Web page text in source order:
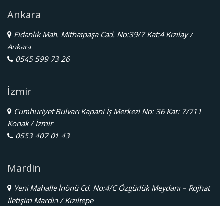
Ankara
Fidanlık Mah. Mithatpaşa Cad. No:39/7 Kat:4 Kızılay /
Ankara
0545 599 73 26
İzmir
Cumhuriyet Bulvarı Kapani İş Merkezi No: 36 Kat: 7/711
Konak / İzmir
0553 407 01 43
Mardin
Yeni Mahalle İnönü Cd. No:4/C Özgürlük Meydanı – Rojhat
İletişim Mardin / Kızıltepe